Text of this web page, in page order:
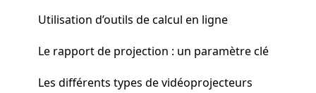
Utilisation d’outils de calcul en ligne
Le rapport de projection : un paramètre clé
Les différents types de vidéoprojecteurs